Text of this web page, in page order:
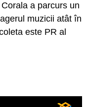
a parcurs un
muzicii atât în
este PR al